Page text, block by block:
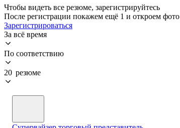
Чтобы видеть все резюме, зарегистрируйтесь
После регистрации покажем ещё 1 и откроем фото
Зарегистрироваться
За всё время
По соответствию
20 резюме